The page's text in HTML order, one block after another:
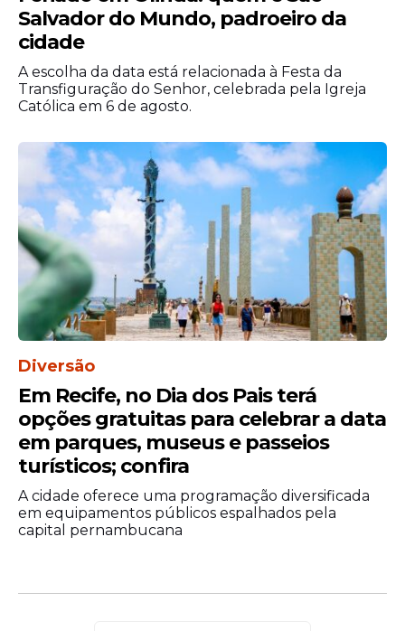
Salvador do Mundo, padroeiro da
cidade
A escolha da data está relacionada à Festa da
Transfiguração do Senhor, celebrada pela Igreja
Católica em 6 de agosto.
Diversão
Em Recife, no Dia dos Pais terá
opções gratuitas para celebrar a data
em parques, museus e passeios
turísticos; confira
A cidade oferece uma programação diversificada
em equipamentos públicos espalhados pela
capital pernambucana